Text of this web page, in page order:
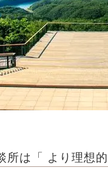
所は「 より理想